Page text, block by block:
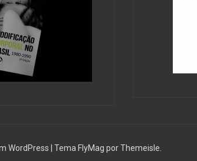
WordPress Tema FlyMag por Themeisle.